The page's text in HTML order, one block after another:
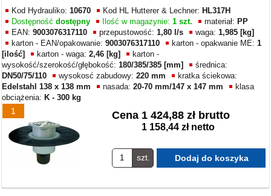
1
Kod Hydrauliko:10670 Kod HL Hutterer & Lechner: HL317H
Dostępnośćdostępny Ilość w magazynie:1 szt. materiał: PP
EAN:9003076317110 przepustowość:1,80 l/s waga:1,985 [kg]
karton - EAN/opakowanie:9003076317110 karton - opakwanie ME:1
[ilość]
karton - waga:2,46 [kg]
karton -
wysokość/szerokość/głębokość:180/385/385 [mm]
średnica:
DN50/75/110
wysokosć zabudowy:220 mm
kratka ściekowa:
Edelstahl 138 x 138 mm
nasada:20-70 mm/147 x 147 mm
klasa
obciążenia: K - 300 kg
Cena 1 424,88 zł brutto
1 158,44 zł netto
szt.